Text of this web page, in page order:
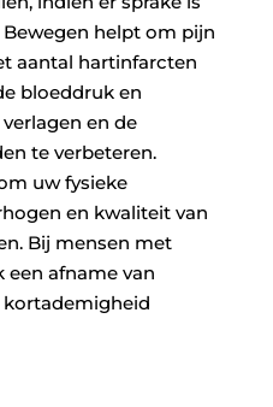
helpt om pijn
aantal hartinfarcten
bloeddruk en
en de
te verbeteren.
uw fysieke
en kwaliteit van
Bij mensen met
een afname van